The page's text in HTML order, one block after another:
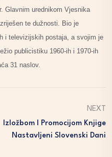
Glavnim urednikom Vjesnika
te dužnosti. Bio je
i televizijskih postaja, a svojim je
publicistiku 1960-ih i 1970-ih
31 naslov.
NEXT
Izložbom I Promocijom Knjige
Nastavljeni Slovenski Dani